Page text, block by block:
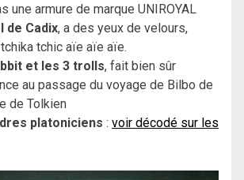
une armure de marque UNIROYAL
de Cadix, a des yeux de velours,
tchic aïe aïe aïe.
et les 3 trolls, fait bien sûr
au passage du voyage de Bilbo de
de Tolkien
platoniciens : voir décodé sur les